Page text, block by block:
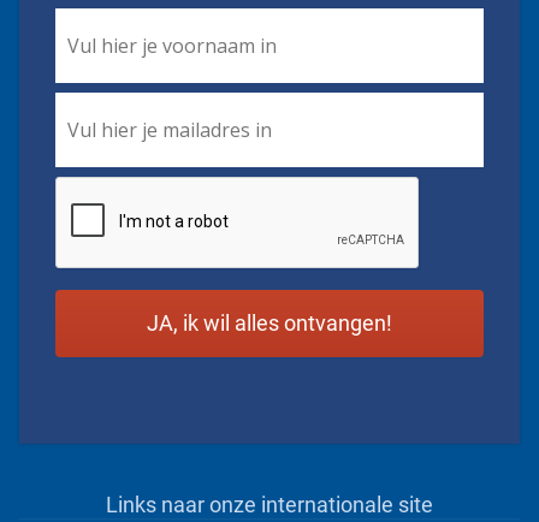
Name *
Links naar onze internationale site